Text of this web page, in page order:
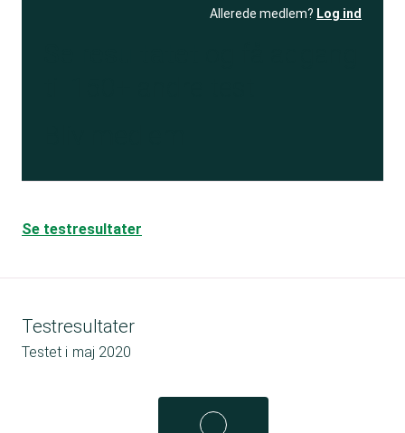
Allerede medlem? Log ind
Se testresultater
Testresultater
Testet i maj 2020